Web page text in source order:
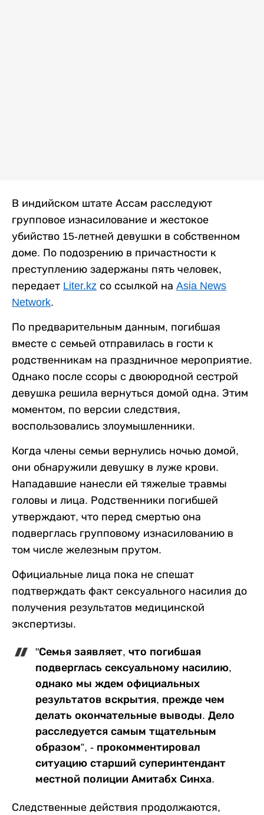
В индийском штате Ассам расследуют
групповое изнасилование и жестокое
убийство 15-летней девушки в собственном
доме. По подозрению в причастности к
преступлению задержаны пять человек,
передает Liter.kz со ссылкой на Asia News
Network.
По предварительным данным, погибшая
вместе с семьей отправилась в гости к
родственникам на праздничное мероприятие.
Однако после ссоры с двоюродной сестрой
девушка решила вернуться домой одна. Этим
моментом, по версии следствия,
воспользовались злоумышленники.
Когда члены семьи вернулись ночью домой,
они обнаружили девушку в луже крови.
Нападавшие нанесли ей тяжелые травмы
головы и лица. Родственники погибшей
утверждают, что перед смертью она
подверглась групповому изнасилованию в
том числе железным прутом.
Официальные лица пока не спешат
подтверждать факт сексуального насилия до
получения результатов медицинской
экспертизы.
"Семья заявляет, что погибшая
подверглась сексуальному насилию,
однако мы ждем официальных
результатов вскрытия, прежде чем
делать окончательные выводы. Дело
расследуется самым тщательным
образом”, - прокомментировал
ситуацию старший суперинтендант
местной полиции Амитабх Синха.
Следственные действия продолжаются,